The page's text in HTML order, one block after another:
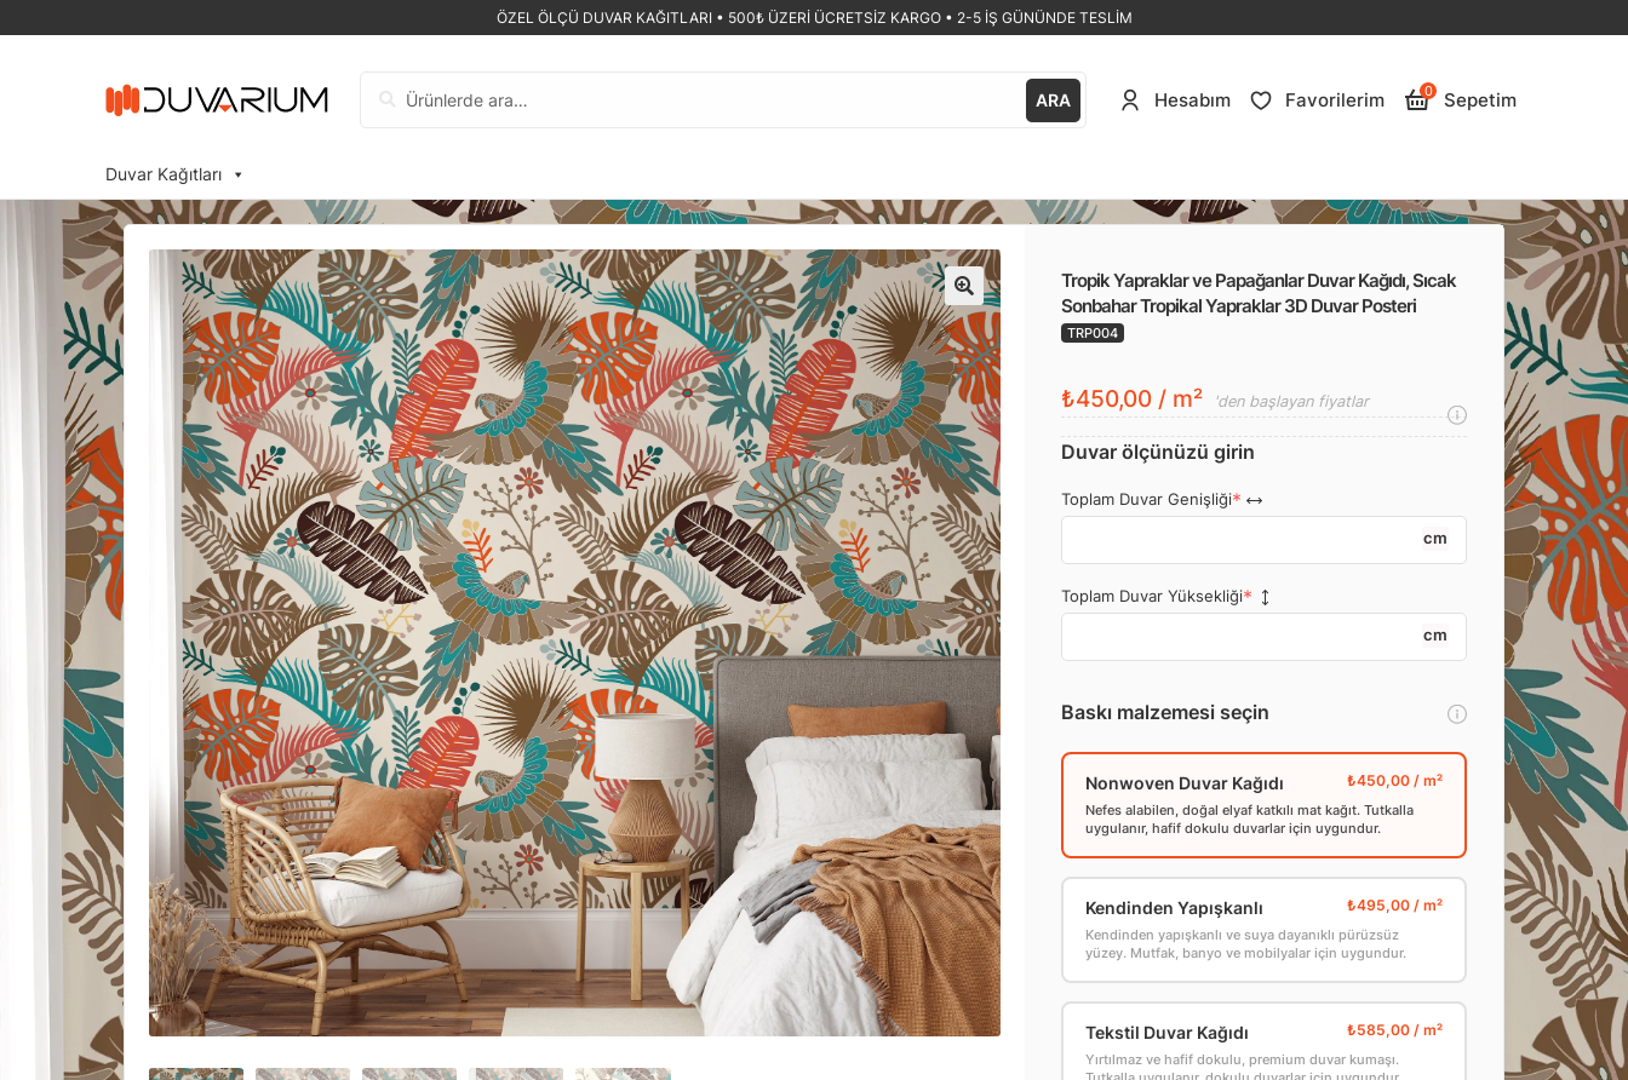
ÖZEL ÖLÇÜ DUVAR KAĞITLARI • 500₺ ÜZERİ ÜCRETSİZ KARGO • 2-5 İŞ GÜNÜNDE TESLİM
ARA Hesabım Favorilerim 0 Sepetim
Duvar Kağıtları
🔍
Tropik Yapraklar ve Papağanlar Duvar Kağıdı, Sıcak
Sonbahar Tropikal Yapraklar 3D Duvar Posteri
TRP004
₺450,00 / m² 'den başlayan fiyatlar
Duvar ölçünüzü girin
Toplam Duvar Genişliği
cm
Toplam Duvar Yüksekliği
cm
Baskı malzemesi seçin
Nonwoven Duvar Kağıdı
Nefes alabilen, doğal elyaf katkılı mat kağıt. Tutkalla
uygulanır, hafif dokulu duvarlar için uygundur.
Kendinden Yapışkanlı
Kendinden yapışkanlı ve suya dayanıklı pürüzsüz
yüzey. Mutfak, banyo ve mobilyalar için uygundur.
Tekstil Duvar Kağıdı
Yırtılmaz ve hafif dokulu, premium duvar kumaşı.